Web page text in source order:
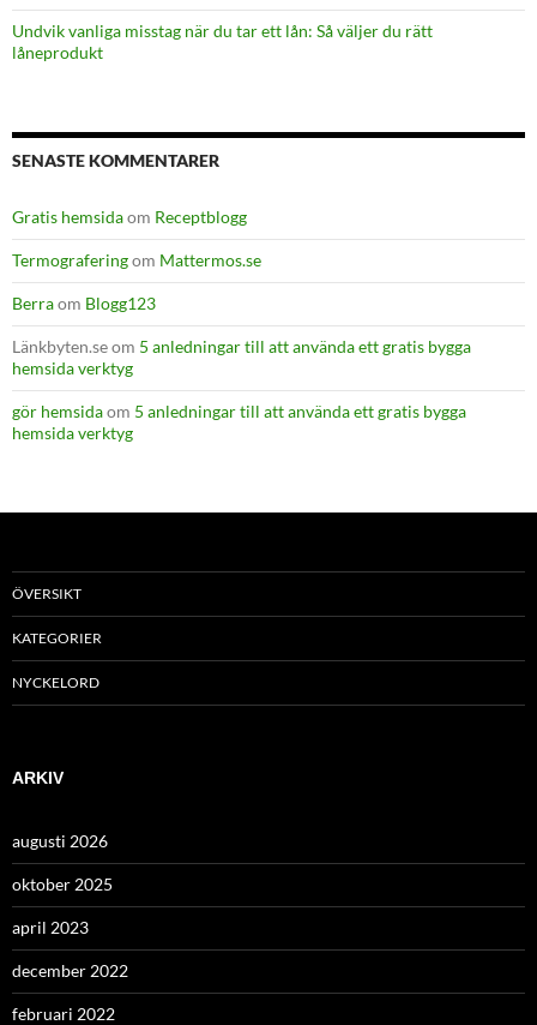
Undvik vanliga misstag när du tar ett lån: Så väljer du rätt
låneprodukt
SENASTE KOMMENTARER
Gratis hemsidaom Receptblogg
Termograferingom Mattermos.se
Berraom Blogg123
Länkbyten.seom 5 anledningar till att använda ett gratis bygga
hemsida verktyg
gör hemsidaom 5 anledningar till att använda ett gratis bygga
hemsida verktyg
ÖVERSIKT
KATEGORIER
NYCKELORD
ARKIV
augusti 2026
oktober 2025
april 2023
december 2022
februari 2022